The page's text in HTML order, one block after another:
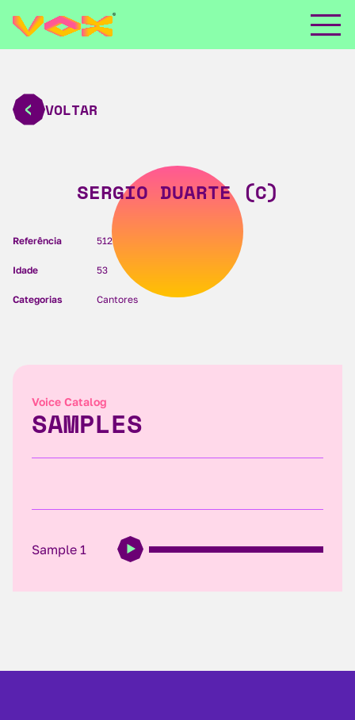
VOLTAR
SERGIO DUARTE (C)
Referência 512
Idade 53
Categorias Cantores
Voice Catalog
SAMPLES
Sample 1